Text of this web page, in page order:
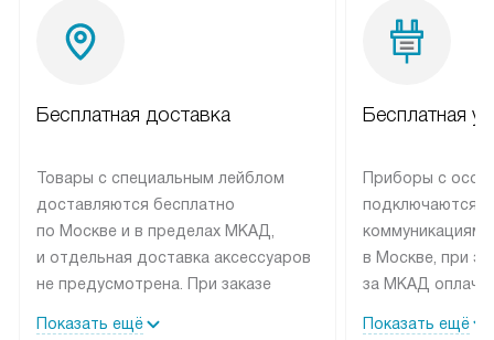
Бесплатная доставка
Товары с специальным лейблом
доставляются бесплатно
по Москве и в пределах МКАД,
и отдельная доставка аксессуаров
не предусмотрена. При заказе
Показать ещё
Бесплатная
Приборы с
подключаются к
коммуникациям
в Москве, при
за МКАД
Показать ещё